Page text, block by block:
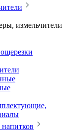
измельчители